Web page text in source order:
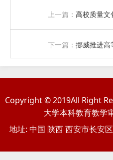
上一篇： 高校质量文
下一篇： 挪威推进高等
Copyright © 2019All Right
大学本科教育教学
地址: 中国 陕西 西安市长安